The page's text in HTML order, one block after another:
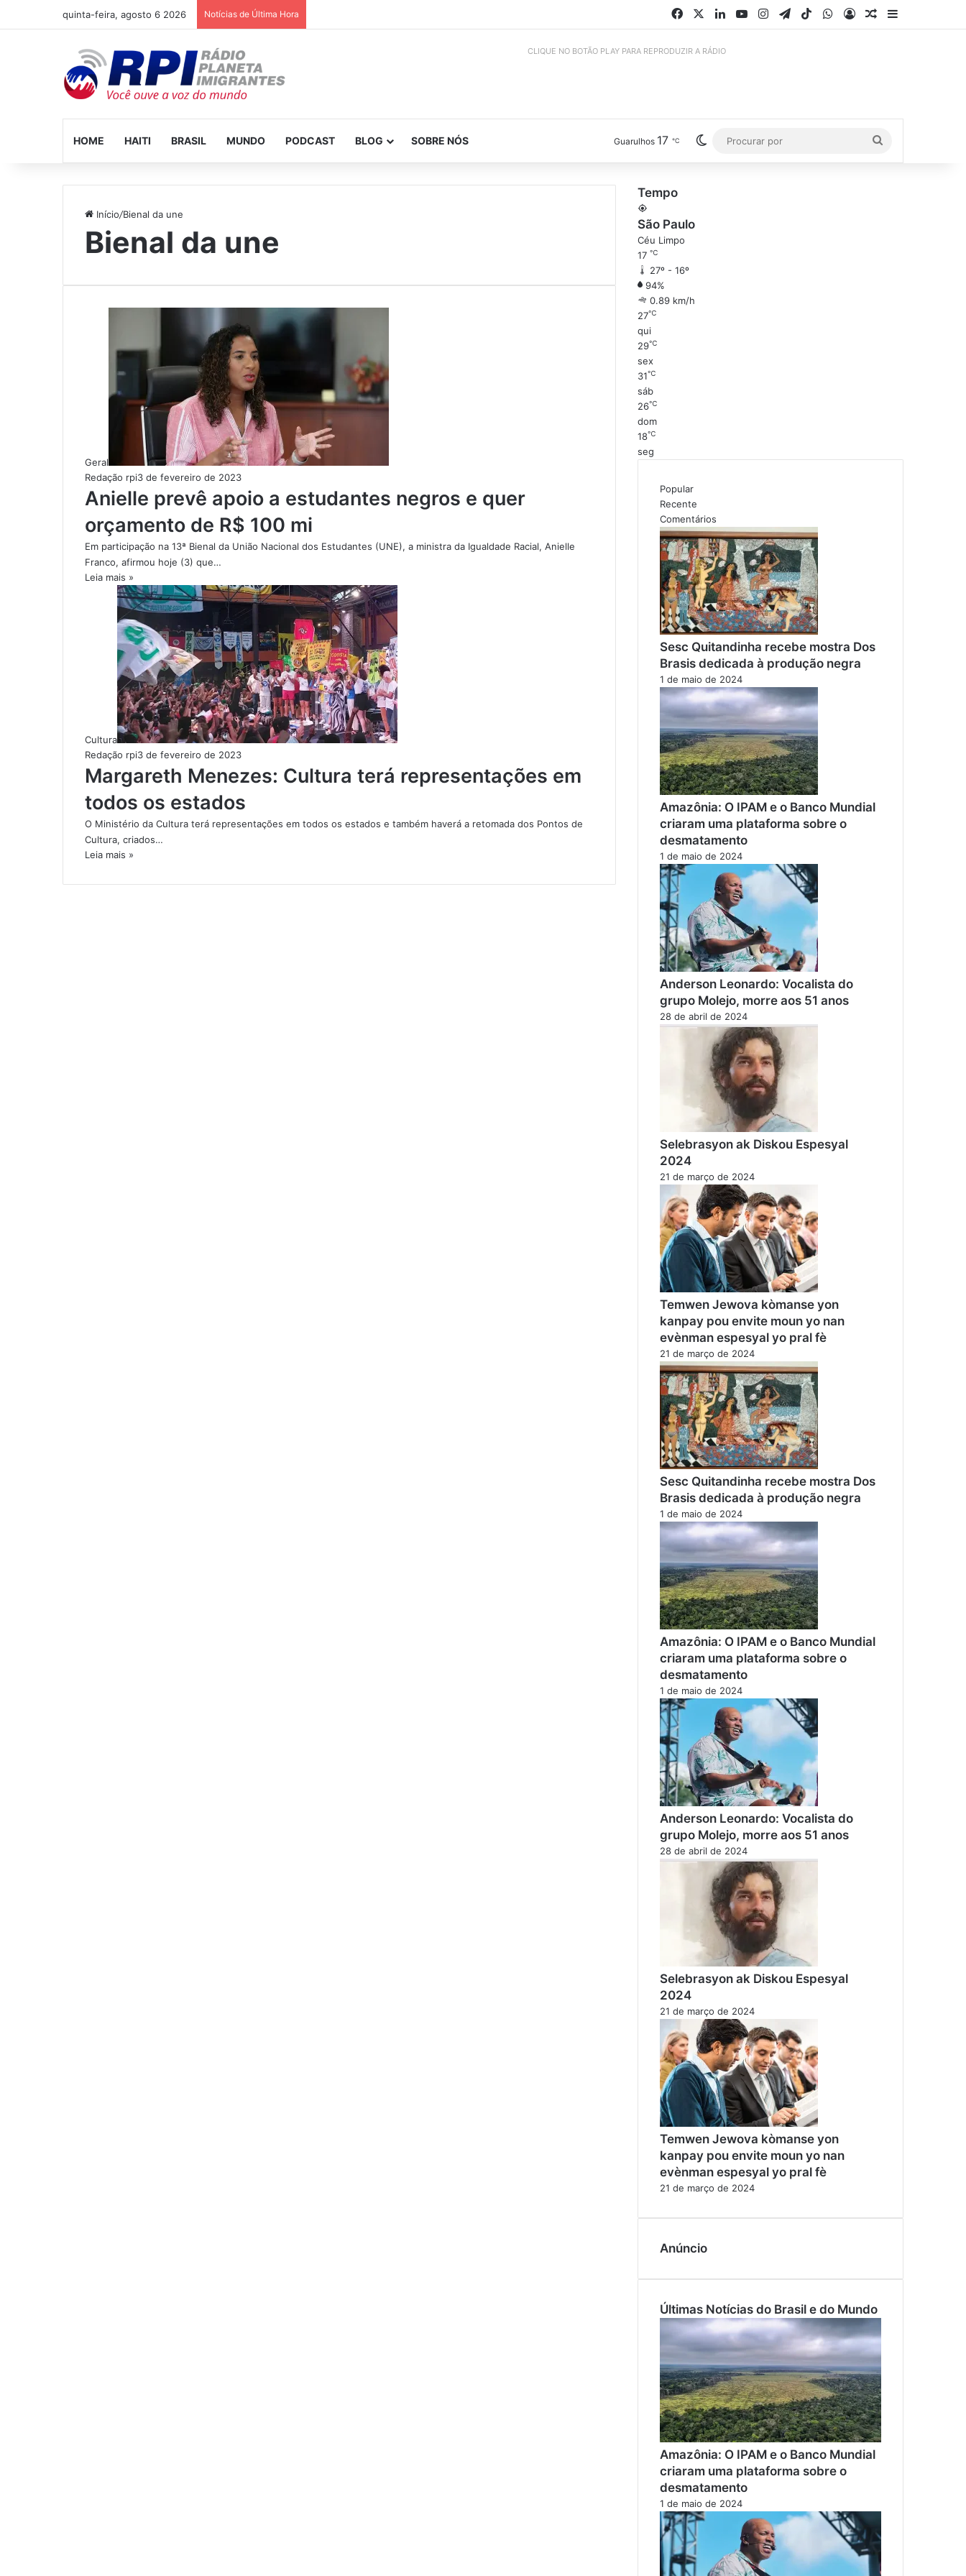
quinta-feira, agosto 6 2026 Notícias de Última Hora FacebookLinkedinYouTubeInstagramTelegramTikTokWhatsApp
EntrarArtigo aleatório
CLIQUE NO BOTÃO PLAY PARA REPRODUZIR A RÁDIO
HOME HAITI BRASIL MUNDO PODCAST BLOG SOBRE NÓS Guarulhos 17 ℃ Switch skin
por
Início/Bienal da une
Bienal da une
Geral
Redação rpi3 de fevereiro de 2023
Anielle prevê apoio a estudantes negros e quer
orçamento de R$ 100 mi
Em participação na 13ª Bienal da União Nacional dos Estudantes (UNE), a ministra da Igualdade Racial, Anielle
Franco, afirmou hoje (3) que…
Leia mais »
Cultura
Redação rpi3 de fevereiro de 2023
Margareth Menezes: Cultura terá representações em
todos os estados
O Ministério da Cultura terá representações em todos os estados e também haverá a retomada dos Pontos de
Cultura, criados…
Leia mais »
Tempo
São Paulo
Céu Limpo
17 ℃
27º - 16º
94%
0.89 km/h
27℃
qui
29℃
sex
31℃
sáb
26℃
dom
18℃
seg
Popular
Recente
Comentários
Sesc Quitandinha recebe mostra Dos
Brasis dedicada à produção negra
1 de maio de 2024
Amazônia: O IPAM e o Banco Mundial
criaram uma plataforma sobre o
desmatamento
1 de maio de 2024
Anderson Leonardo: Vocalista do
grupo Molejo, morre aos 51 anos
28 de abril de 2024
Selebrasyon ak Diskou Espesyal
2024
21 de março de 2024
Temwen Jewova kòmanse yon
kanpay pou envite moun yo nan
evènman espesyal yo pral fè
21 de março de 2024
Sesc Quitandinha recebe mostra Dos
Brasis dedicada à produção negra
1 de maio de 2024
Amazônia: O IPAM e o Banco Mundial
criaram uma plataforma sobre o
desmatamento
1 de maio de 2024
Anderson Leonardo: Vocalista do
grupo Molejo, morre aos 51 anos
28 de abril de 2024
Selebrasyon ak Diskou Espesyal
2024
21 de março de 2024
Temwen Jewova kòmanse yon
kanpay pou envite moun yo nan
evènman espesyal yo pral fè
21 de março de 2024
Anúncio
Últimas Notícias do Brasil e do Mundo
Amazônia: O IPAM e o Banco Mundial
criaram uma plataforma sobre o
desmatamento
1 de maio de 2024